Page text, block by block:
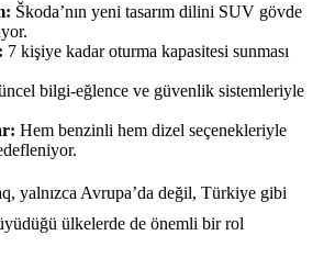
Škoda’nın yeni tasarım dilini SUV gövde
7 kişiye kadar oturma kapasitesi sunması
bilgi-eğlence ve güvenlik sistemleriyle
Hem benzinli hem dizel seçenekleriyle
yalnızca Avrupa’da değil, Türkiye gibi
ülkelerde de önemli bir rol